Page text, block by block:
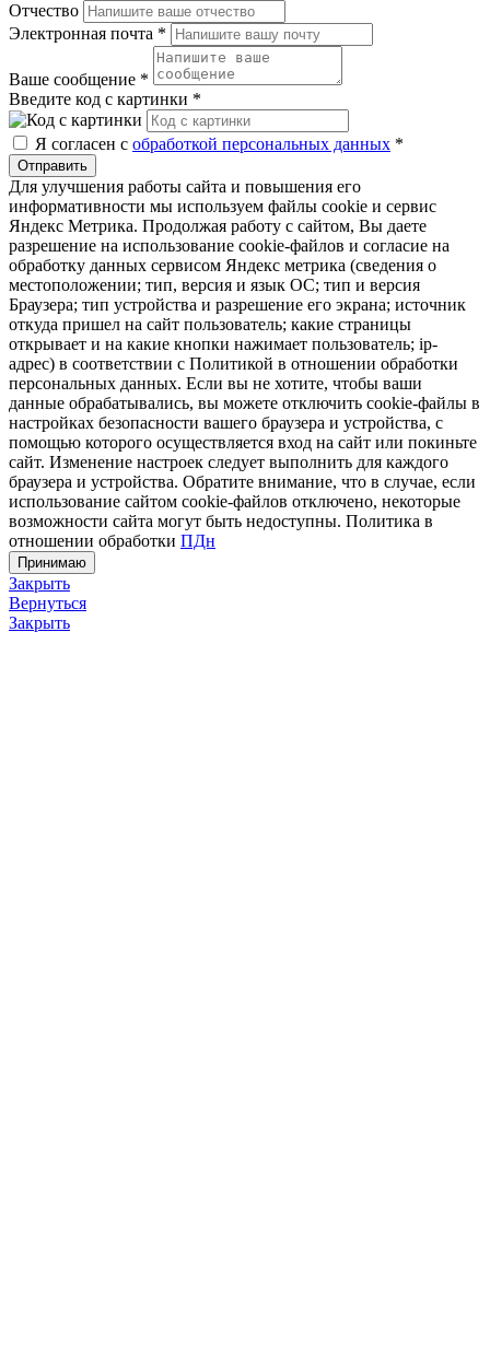
Отчество
Электронная почта *
Ваше сообщение *
Введите код с картинки *
Я согласен с обработкой персональных данных *
Отправить
Для улучшения работы сайта и повышения его
информативности мы используем файлы cookie и сервис
Яндекс Метрика. Продолжая работу с сайтом, Вы даете
разрешение на использование cookie-файлов и согласие на
обработку данных сервисом Яндекс метрика (сведения о
местоположении; тип, версия и язык ОС; тип и версия
Браузера; тип устройства и разрешение его экрана; источник
откуда пришел на сайт пользователь; какие страницы
открывает и на какие кнопки нажимает пользователь; ip-
адрес) в соответствии с Политикой в отношении обработки
персональных данных. Если вы не хотите, чтобы ваши
данные обрабатывались, вы можете отключить cookie-файлы в
настройках безопасности вашего браузера и устройства, с
помощью которого осуществляется вход на сайт или покиньте
сайт. Изменение настроек следует выполнить для каждого
браузера и устройства. Обратите внимание, что в случае, если
использование сайтом cookie-файлов отключено, некоторые
возможности сайта могут быть недоступны. Политика в
отношении обработки ПДн
Принимаю
Закрыть
Вернуться
Закрыть